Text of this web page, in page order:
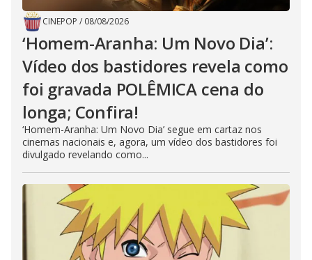
CINEPOP / 08/08/2026
‘Homem-Aranha: Um Novo Dia’:
Vídeo dos bastidores revela como
foi gravada POLÊMICA cena do
longa; Confira!
‘Homem-Aranha: Um Novo Dia’ segue em cartaz nos
cinemas nacionais e, agora, um vídeo dos bastidores foi
divulgado revelando como...